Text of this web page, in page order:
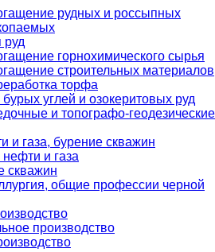
рудных и россыпных
руд
горнохимического сырья
строительных материалов
торфа
углей и озокеритовых руд
и топографо-геодезические
и газа, бурение скважин
и газа
скважин
общие профессии черной
производство